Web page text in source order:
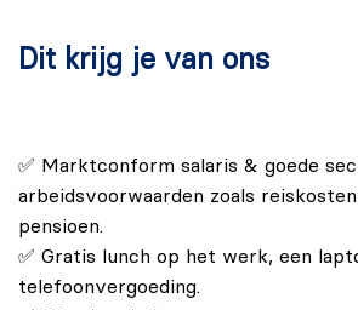
Dit krijg je van ons
✅ Marktconform salaris & goede
arbeidsvoorwaarden zoals
pensioen.
✅ Gratis lunch op het werk, een
telefoonvergoeding.